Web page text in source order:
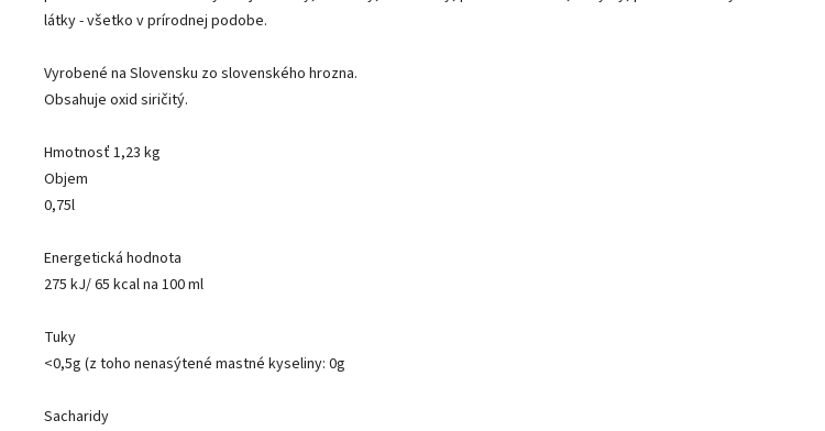
látky - všetko v prírodnej podobe.
Vyrobené na Slovensku zo slovenského hrozna.
Obsahuje oxid siričitý.
Hmotnosť 1,23 kg
Objem
0,75l
Energetická hodnota
275 kJ/ 65 kcal na 100 ml
Tuky
<0,5g (z toho nenasýtené mastné kyseliny: 0g
Sacharidy